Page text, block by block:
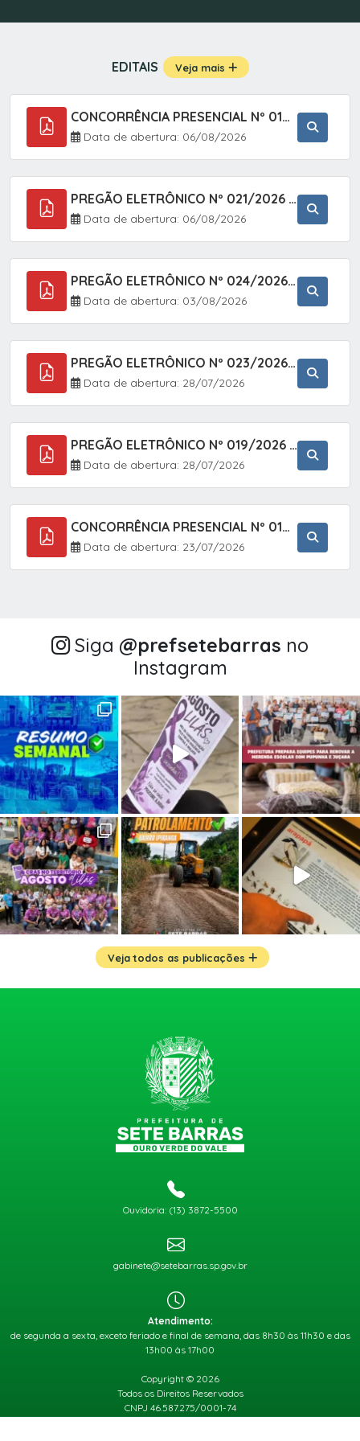
EDITAIS Veja mais
CONCORRÊNCIA PRESENCIAL Nº 019/2025 - PAVIMENTAÇÃO ASFÁLTICA EM TRECHO DA RUA 2 NO BAIRRO VILA SOARES NO MUNICÍPIO DE SETE BARRAS/SP.
Data de abertura: 06/08/2026
PREGÃO ELETRÔNICO Nº 021/2026 - AQUISIÇÃO DE CONTENTORES E CARRINHOS, DESTINADOS A COLETIVA E MANEJO DE RESÍDUOS SÓLIDOS, ATRAVÉS DO SISTEMA DE REGISTRO DE PREÇOS (SRP)
Data de abertura: 06/08/2026
PREGÃO ELETRÔNICO Nº 024/2026 - AQUISIÇÃO DE GÁS MEDICINAL TIPO OXIGÊNIO (1,00 M3, 3,00 M3 E 10,00 M3), EM ATENDIMENTO À SECRETARIA MUNICIPAL DE SAÚDE, ATRAVÉS DO SISTEMA DE REGISTRO DE PREÇOS (SRP)
Data de abertura: 03/08/2026
PREGÃO ELETRÔNICO Nº 023/2026 - AQUISIÇÃO DE ENXOVAL INFANTIL, EM ATENDIMENTO À SECRETARIA MUNICIPAL DE EDUCAÇÃO, ATRAVÉS DO SISTEMA DE REGISTRO DE PREÇOS (SRP).
Data de abertura: 28/07/2026
PREGÃO ELETRÔNICO Nº 019/2026 - CONTRATAÇÃO DE EMPRESA ESPECIALIZADA PARA A PRESTAÇÃO DE SERVIÇOS VETERINÁRIOS CLÍNICOS E CIRÚRGICOS, COM FOCO EM AÇÕES DE SAÚDE PÚBLICA, BEM-ESTAR ANIMAL E CONTROLE POPULACIONAL ÉTICO DE CÃES E GATOS, EM ATENDIMENTO À
Data de abertura: 28/07/2026
CONCORRÊNCIA PRESENCIAL Nº 018/2026 - PAVIMENTAÇÃO ASFÁLTICA NO BAIRRO VOTUPOCA ? ESTRADA DA RAPOSA, NO MUNICÍPIO DE SETE BARRAS/SP
Data de abertura: 23/07/2026
Siga @‌prefsetebarras no
Instagram
Veja todos as publicações
Ouvidoria: (13) 3872-5500
gabinete@setebarras.sp.gov.br
Atendimento:
de segunda a sexta, exceto feriado e final de semana, das 8h30 às 11h30 e das
13h00 às 17h00
Copyright © 2026
Todos os Direitos Reservados
CNPJ 46.587.275/0001-74